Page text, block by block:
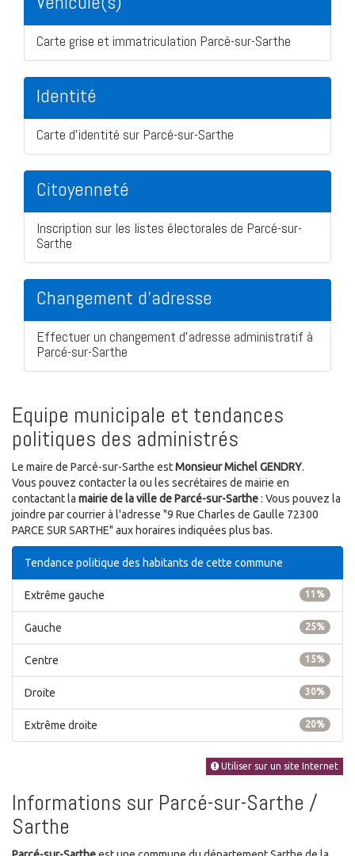
Carte grise et immatriculation Parcé-sur-Sarthe
Identité
Carte d'identité sur Parcé-sur-Sarthe
Citoyenneté
Inscription sur les listes électorales de Parcé-sur-
Sarthe
Changement d'adresse
Effectuer un changement d'adresse administratif à
Parcé-sur-Sarthe
Equipe municipale et tendances
politiques des administrés
Le maire de Parcé-sur-Sarthe estMonsieur Michel GENDRY.
Vous pouvez contacter la ou les secrétaires de mairie en
contactant la mairie de la ville de Parcé-sur-Sarthe: Vous pouvez la
joindre par courrier à l'adresse "9 Rue Charles de Gaulle 72300
PARCE SUR SARTHE" aux horaires indiquées plus bas.
Tendance politique des habitants de cette commune
11%
Extrême gauche
25%
Gauche
15%
Centre
30%
Droite
20%
Extrême droite
Utiliser sur un site Internet
Informations sur Parcé-sur-Sarthe /
Sarthe